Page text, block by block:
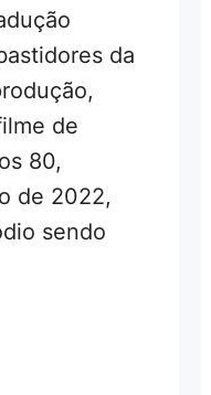
da
de
80,
de 2022,
sendo